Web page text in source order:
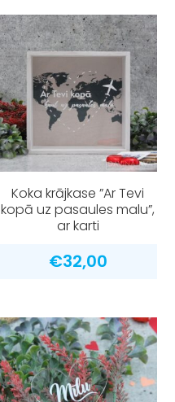
Koka krājkase ”Ar Tevi
kopā uz pasaules malu”,
ar karti
€32,00